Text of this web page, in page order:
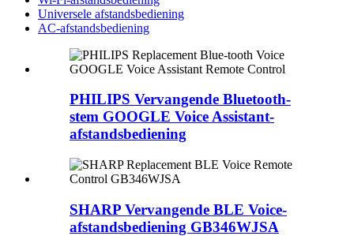
Universele afstandsbediening
AC-afstandsbediening
PHILIPS Vervangende Bluetooth-
stem GOOGLE Voice Assistant-
afstandsbediening
SHARP Vervangende BLE Voice-
afstandsbediening GB346WJSA